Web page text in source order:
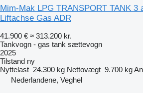
Mim-Mak LPG TRANSPORT TANK 3
Liftachse Gas ADR
41.900 € ≈ 313.200 kr.
Tankvogn - gas tank sættevogn
2025
Tilstand ny
Nyttelast 24.300 kg Nettovægt 9.700 kg
Nederlandene, Veghel